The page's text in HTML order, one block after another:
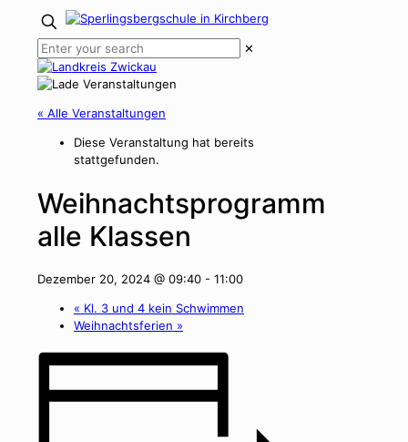
✕
« Alle Veranstaltungen
Diese Veranstaltung hat bereits
stattgefunden.
Weihnachtsprogramm
alle Klassen
Dezember 20, 2024 @ 09:40 - 11:00
« Kl. 3 und 4 kein Schwimmen
Weihnachtsferien »